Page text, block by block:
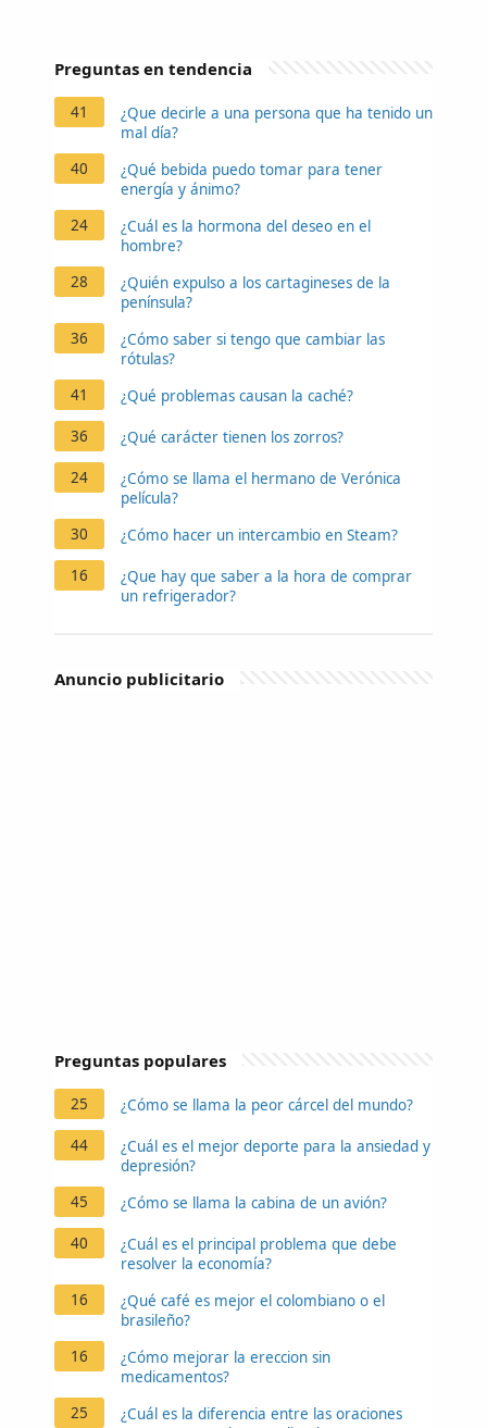
Preguntas en tendencia
41
¿Que decirle a una persona que ha tenido un
mal día?
40
¿Qué bebida puedo tomar para tener
energía y ánimo?
24
¿Cuál es la hormona del deseo en el
hombre?
28
¿Quién expulso a los cartagineses de la
península?
36
¿Cómo saber si tengo que cambiar las
rótulas?
41
¿Qué problemas causan la caché?
36 ¿Qué carácter tienen los zorros?
24
¿Cómo se llama el hermano de Verónica
película?
30
¿Cómo hacer un intercambio en Steam?
16
¿Que hay que saber a la hora de comprar
un refrigerador?
Anuncio publicitario
Preguntas populares
25 ¿Cómo se llama la peor cárcel del mundo?
44
¿Cuál es el mejor deporte para la ansiedad y
depresión?
45
¿Cómo se llama la cabina de un avión?
40
¿Cuál es el principal problema que debe
resolver la economía?
16
¿Qué café es mejor el colombiano o el
brasileño?
16
¿Cómo mejorar la ereccion sin
medicamentos?
25
¿Cuál es la diferencia entre las oraciones